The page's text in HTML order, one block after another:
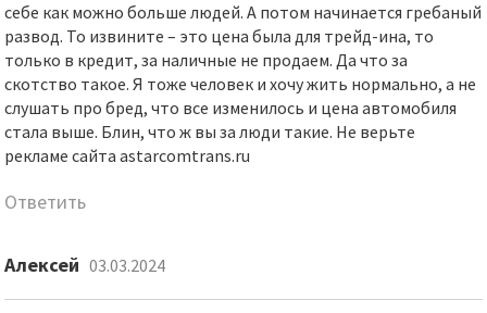
себе как можно больше людей. А потом начинается гребаный
развод. То извините – это цена была для трейд-ина, то
только в кредит, за наличные не продаем. Да что за
скотство такое. Я тоже человек и хочу жить нормально, а не
слушать про бред, что все изменилось и цена автомобиля
стала выше. Блин, что ж вы за люди такие. Не верьте
рекламе сайта astarcomtrans.ru
Ответить
Алексей 03.03.2024